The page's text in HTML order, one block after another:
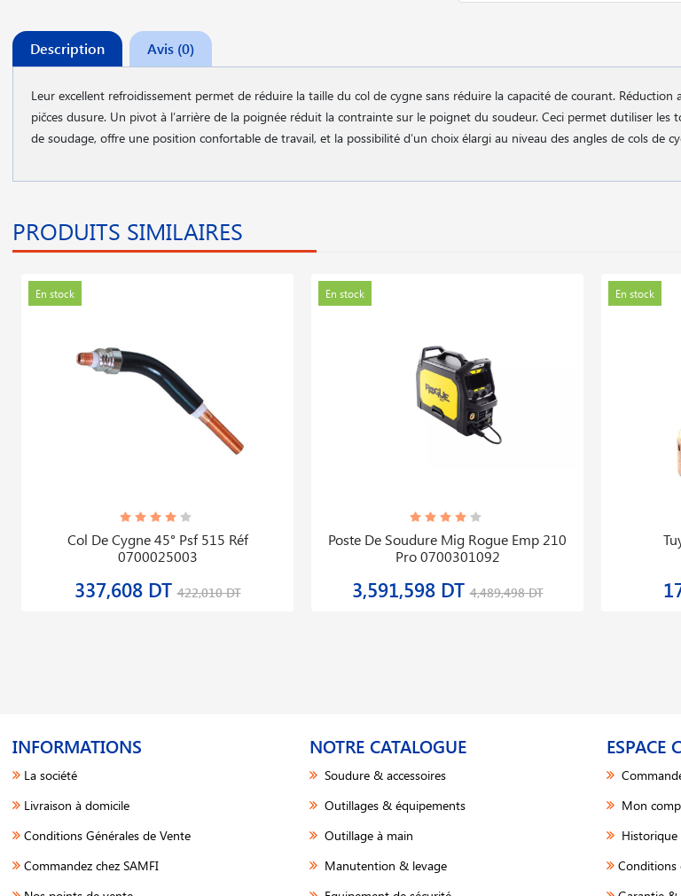
Description Avis (0)
Leur excellent refroidissement permet de réduire la taille du col de cygne sans réduire la capacité de courant. Réduction
pičces dusure. Un pivot à l′arrière de la poignée réduit la contrainte sur le poignet du soudeur. Ceci permet dutiliser les
de soudage, offre une position confortable de travail, et la possibilité d′un choix élargi au niveau des angles de cols de
PRODUITS SIMILAIRES
En stock
Col De Cygne 45° Psf 515 Réf
0700025003
337,608 DT422,010 DT
En stock
Poste De Soudure Mig Rogue Emp 210
Pro 0700301092
3,591,598 DT4,489,498 DT
En stock
INFORMATIONS
La société
Livraison à domicile
Conditions Générales de Vente
Commandez chez SAMFI
NOTRE CATALOGUE
Soudure & accessoires
Outillages & équipements
Outillage à main
Manutention & levage
ESPACE
Mon
Historique
Conditions